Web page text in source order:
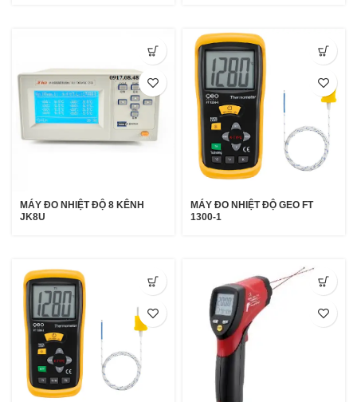
MÁY ĐO NHIỆT ĐỘ 8 KÊNH
JK8U
MÁY ĐO NHIỆT ĐỘ GEO FT
1300-1